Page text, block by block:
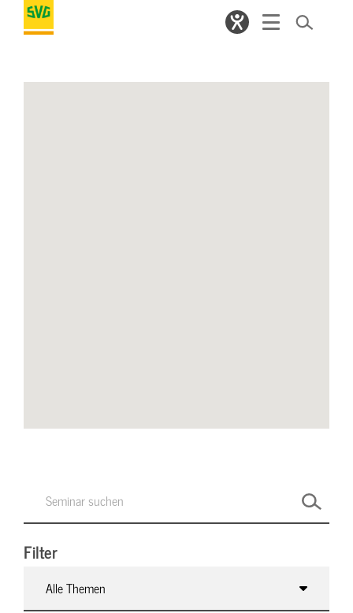
Filter
Alle Themen